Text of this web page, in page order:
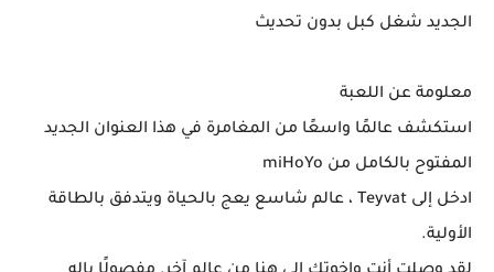
الجديد شغل كبل بدون تحديث
معلومة عن اللعبة
استكشف عالمًا واسعًا من المغامرة في هذا العنوان الجديد
المفتوح بالكامل من miHoYo
ادخل إلى Teyvat ، عالم شاسع يعج بالحياة ويتدفق بالطاقة
الأولية.